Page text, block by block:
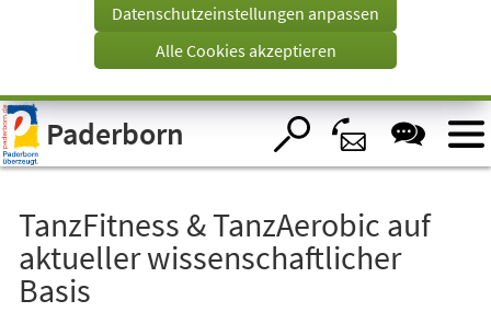
Visuelle
Assistenzsoftware
öffnen.
Tab)
Datenschutzeinstellungen anpassen
Alle Cookies akzeptieren
Paderborn
TanzFitness & TanzAerobic auf
aktueller wissenschaftlicher
Basis